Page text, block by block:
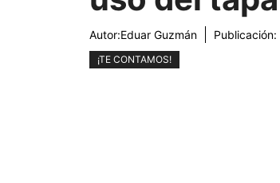
Autor:Eduar Guzmán Publicación:
¡TE CONTAMOS!